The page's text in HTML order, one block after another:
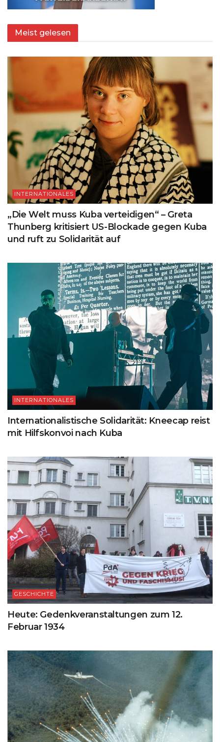
Meist gelesen
INTERNATIONALES
„Die Welt muss Kuba verteidigen“ – Greta
Thunberg kritisiert US-Blockade gegen Kuba
und ruft zu Solidarität auf
INTERNATIONALES
Internationalistische Solidarität: Kneecap reist
mit Hilfskonvoi nach Kuba
GESCHICHTE
Heute: Gedenkveranstaltungen zum 12.
Februar 1934